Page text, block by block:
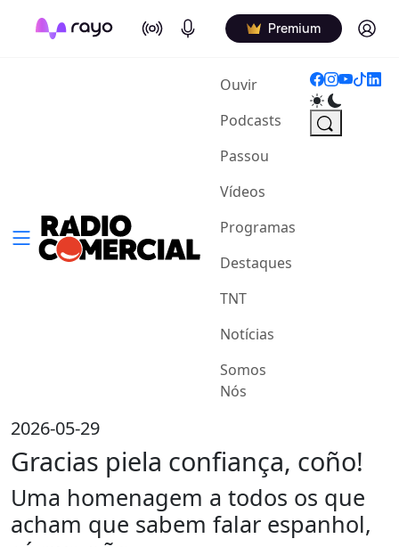
On Air Podcasts Premium Log in
Ouvir(current)
Podcasts
Passou
Vídeos
Programas
Destaques
TNT
Notícias
Somos
Nós
2026-05-29
Gracias piela confiança, coño!
Uma homenagem a todos os que
acham que sabem falar espanhol,